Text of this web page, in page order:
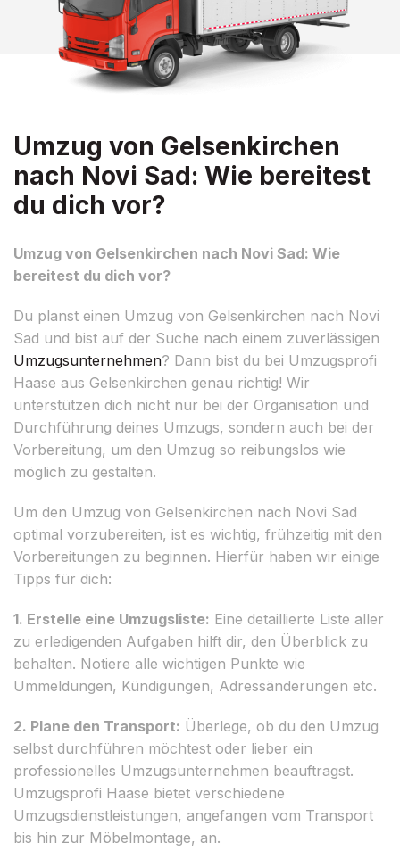
Umzug von Gelsenkirchen
nach Novi Sad: Wie bereitest
du dich vor?
Umzug von Gelsenkirchen nach Novi Sad: Wie
bereitest du dich vor?
Du planst einen Umzug von Gelsenkirchen nach Novi
Sad und bist auf der Suche nach einem zuverlässigen
Umzugsunternehmen? Dann bist du bei Umzugsprofi
Haase aus Gelsenkirchen genau richtig! Wir
unterstützen dich nicht nur bei der Organisation und
Durchführung deines Umzugs, sondern auch bei der
Vorbereitung, um den Umzug so reibungslos wie
möglich zu gestalten.
Um den Umzug von Gelsenkirchen nach Novi Sad
optimal vorzubereiten, ist es wichtig, frühzeitig mit den
Vorbereitungen zu beginnen. Hierfür haben wir einige
Tipps für dich:
1. Erstelle eine Umzugsliste: Eine detaillierte Liste aller
zu erledigenden Aufgaben hilft dir, den Überblick zu
behalten. Notiere alle wichtigen Punkte wie
Ummeldungen, Kündigungen, Adressänderungen etc.
2. Plane den Transport: Überlege, ob du den Umzug
selbst durchführen möchtest oder lieber ein
professionelles Umzugsunternehmen beauftragst.
Umzugsprofi Haase bietet verschiedene
Umzugsdienstleistungen, angefangen vom Transport
bis hin zur Möbelmontage, an.